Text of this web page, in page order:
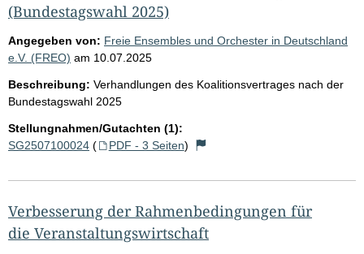
(Bundestagswahl 2025)
Angegeben von: Freie Ensembles und Orchester in Deutschland
e.V. (FREO) am 10.07.2025
Beschreibung: Verhandlungen des Koalitionsvertrages nach der
Bundestagswahl 2025
Stellungnahmen/Gutachten (1):
SG2507100024 ( PDF - 3 Seiten)
Verbesserung der Rahmenbedingungen für
die Veranstaltungswirtschaft